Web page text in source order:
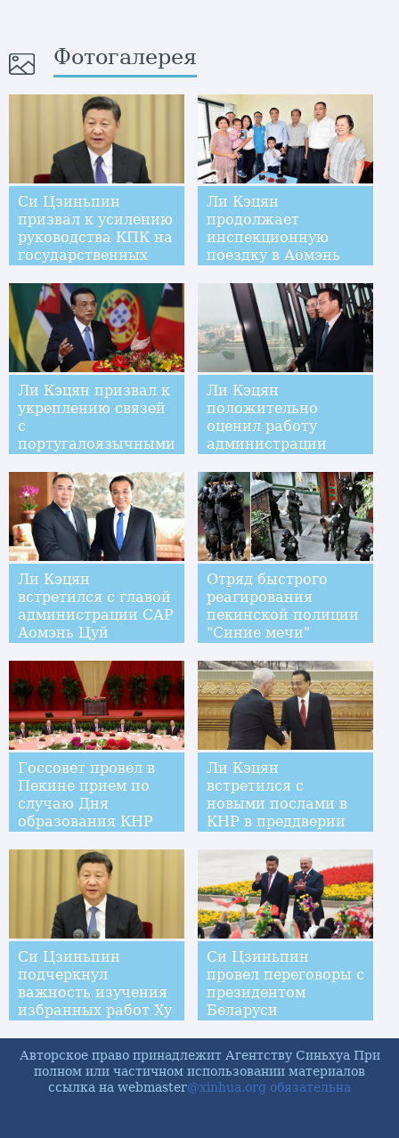
Фотогалерея
Си Цзиньпин
призвал к усилению
руководства КПК на
государственных
Ли Кэцян
продолжает
инспекционную
поездку в Аомэнь
Ли Кэцян призвал к
укреплению связей
с
португалоязычными
Ли Кэцян
положительно
оценил работу
администрации
поддержке со
стороны
центрального
правительства
Ли Кэцян
встретился с главой
администрации САР
Аомэнь Цуй
Отряд быстрого
реагирования
пекинской полиции
"Синие мечи"
Госсовет провел в
Пекине прием по
случаю Дня
образования КНР
Ли Кэцян
встретился с
новыми послами в
КНР в преддверии
Си Цзиньпин
подчеркнул
важность изучения
избранных работ Ху
Си Цзиньпин
провел переговоры с
президентом
Беларуси
Авторское право принадлежит Агентству Синьхуа При
полном или частичном использовании материалов
ссылка на webmaster@xinhua.org обязательна